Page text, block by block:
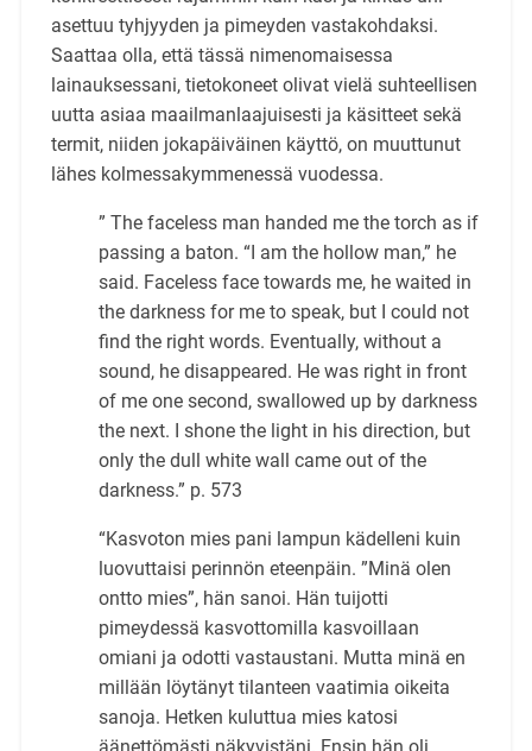
asettuu tyhjyyden ja pimeyden vastakohdaksi.
Saattaa olla, että tässä nimenomaisessa
lainauksessani, tie­tokoneet olivat vielä suhteellisen
uutta asiaa maailmanlaajuisesti ja käsitteet sekä
termit, niiden jokapäiväinen käyttö, on muuttunut
lähes kolmessakymmenessä vuodessa.
” The faceless man handed me the torch as if
passing a baton. “I am the hollow man,” he
said. Faceless face towards me, he waited in
the darkness for me to speak, but I could not
find the right words. Eventually, without a
sound, he disappeared. He was right in front
of me one second, swallowed up by darkness
the next. I shone the light in his direction, but
only the dull white wall came out of the
darkness.” p. 573
“Kasvoton mies pani lampun kädelleni kuin
luovuttaisi perinnön eteenpäin. ”Minä olen
ontto mies”, hän sanoi. Hän tuijotti
pimeydessä kasvottomilla kasvoillaan
omiani ja odotti vastaus­tani. Mutta minä en
millään löytänyt tilanteen vaatimia oikeita
sanoja. Hetken kuluttua mies katosi